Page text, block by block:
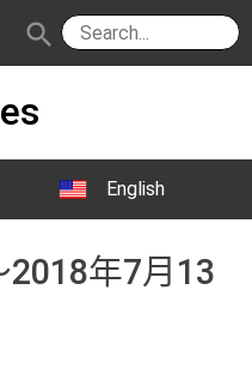
search
English
年7月13